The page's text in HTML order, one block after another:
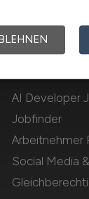
Für
AI Developer
Jobfinder
Arbeitnehmer
Social Media